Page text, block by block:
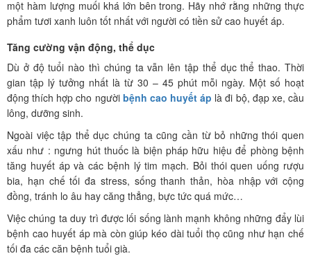
một hàm lượng muối khá lớn bên trong. Hãy nhớ rằng những thực
phẩm tươi xanh luôn tốt nhất với người có tiền sử cao huyết áp.
Tăng cường vận động, thể dục
Dù ở độ tuổi nào thì chúng ta vẫn lên tập thể dục thể thao. Thời
gian tập lý tưởng nhất là từ 30 – 45 phút mỗi ngày. Một số hoạt
động thích hợp cho người bệnh cao huyết áp là đi bộ, đạp xe, cầu
lông, dưỡng sinh.
Ngoài việc tập thể dục chúng ta cũng cần từ bỏ những thói quen
xấu như : ngưng hút thuốc là biện pháp hữu hiệu để phòng bệnh
tăng huyết áp và các bệnh lý tim mạch. Bỏi thói quen uống rượu
bia, hạn chế tối đa stress, sống thanh thản, hòa nhập với cộng
đồng, tránh lo âu hay căng thẳng, bực tức quá mức…
Việc chúng ta duy trì được lối sống lành mạnh không những đẩy lùi
bệnh cao huyết áp mà còn giúp kéo dài tuổi thọ cũng như hạn chế
tối đa các căn bệnh tuổi già.